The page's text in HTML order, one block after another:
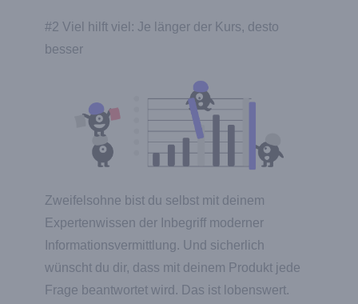
#2 Viel hilft viel: Je länger der Kurs, desto
besser
Zweifelsohne bist du selbst mit deinem
Expertenwissen der Inbegriff moderner
Informationsvermittlung. Und sicherlich
wünscht du dir, dass mit deinem Produkt jede
Frage beantwortet wird. Das ist lobenswert.